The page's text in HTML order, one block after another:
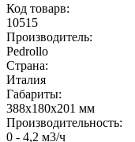
Код товарв:
10515
Производитель:
Pedrollo
Страна:
Италия
Габариты:
388x180x201 мм
Производительность:
0 - 4,2 м3/ч